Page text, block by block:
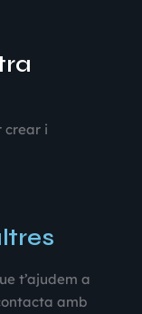
crear i
t’ajudem a
amb